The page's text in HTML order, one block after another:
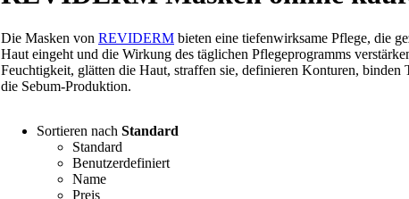
Die Masken von REVIDERM bieten eine tiefenwirksame Pflege, die
Haut eingeht und die Wirkung des täglichen Pflegeprogramms
Feuchtigkeit, glätten die Haut, straffen sie, definieren Konturen, binden
die Sebum-Produktion.
Sortieren nach Standard
Standard
Benutzerdefiniert
Name
Preis